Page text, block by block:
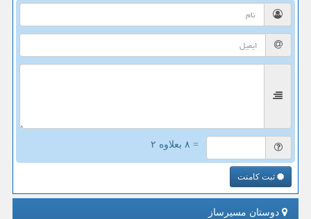
= ۸ بعلاوه ۲
ثبت کامنت
دوستان مسیرساز